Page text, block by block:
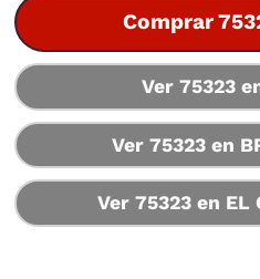
Comprar
Ver 75323
Ver 75323 en
Ver 75323 en EL